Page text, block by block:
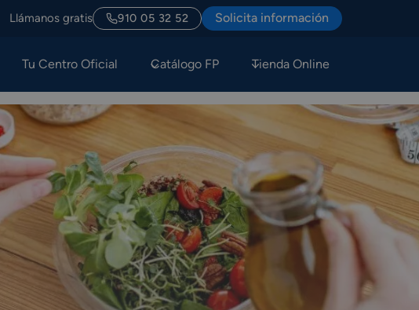
Llámanos gratis 910 05 32 52 Solicita información
Tu Centro Oficial Catálogo FP Tienda Online